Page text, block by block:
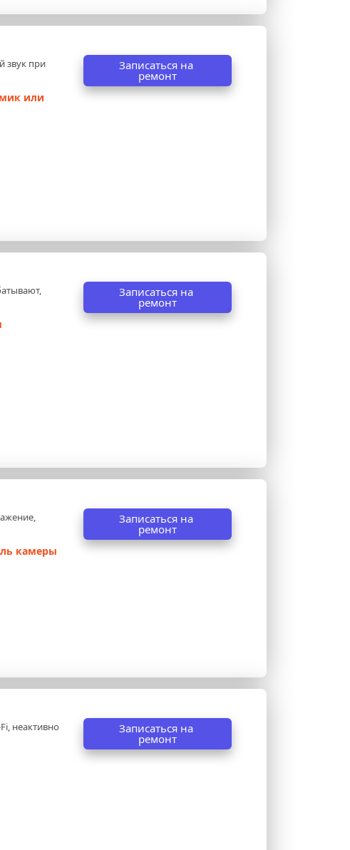
звук при
или
Записаться на
ремонт
Записаться на
ремонт
камеры
Записаться на
ремонт
неактивно
Записаться на
ремонт